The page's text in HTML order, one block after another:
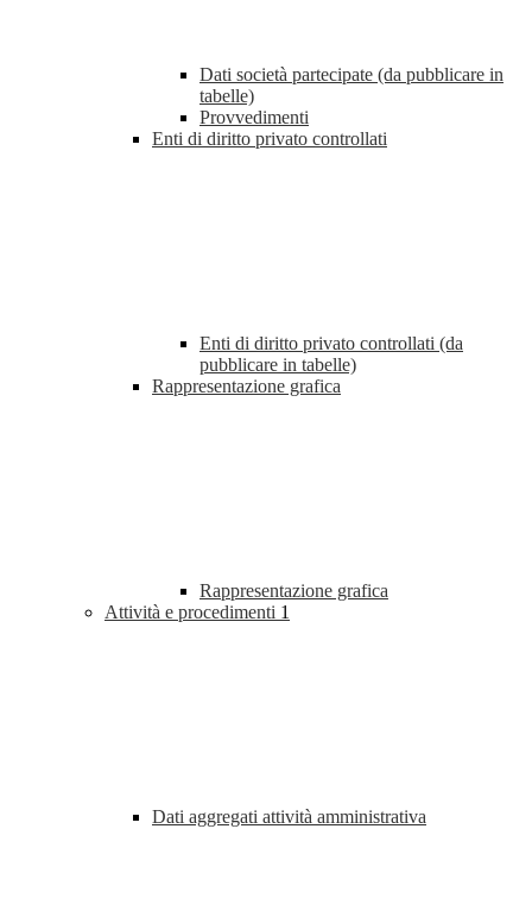
Dati società partecipate (da pubblicare in
tabelle)
Provvedimenti
Enti di diritto privato controllati
Enti di diritto privato controllati (da
pubblicare in tabelle)
Rappresentazione grafica
Rappresentazione grafica
Attività e procedimenti 1
Dati aggregati attività amministrativa